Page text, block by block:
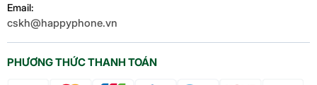
PHƯƠNG THỨC THANH TOÁN
Email:
cskh@happyphone.vn